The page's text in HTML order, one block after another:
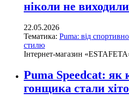
ніколи не
22.05.2026
Тематика: Puma: від
стилю
Інтернет-магазин
Puma Speedcat: як
гонщика стали